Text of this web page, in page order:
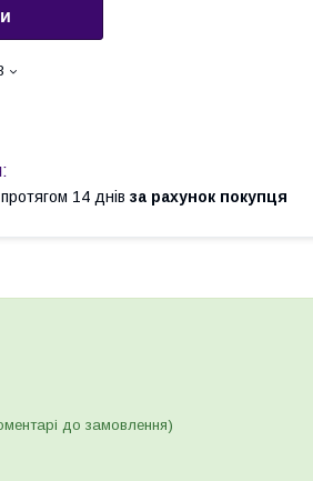
14 днів за рахунок покупця
до замовлення)